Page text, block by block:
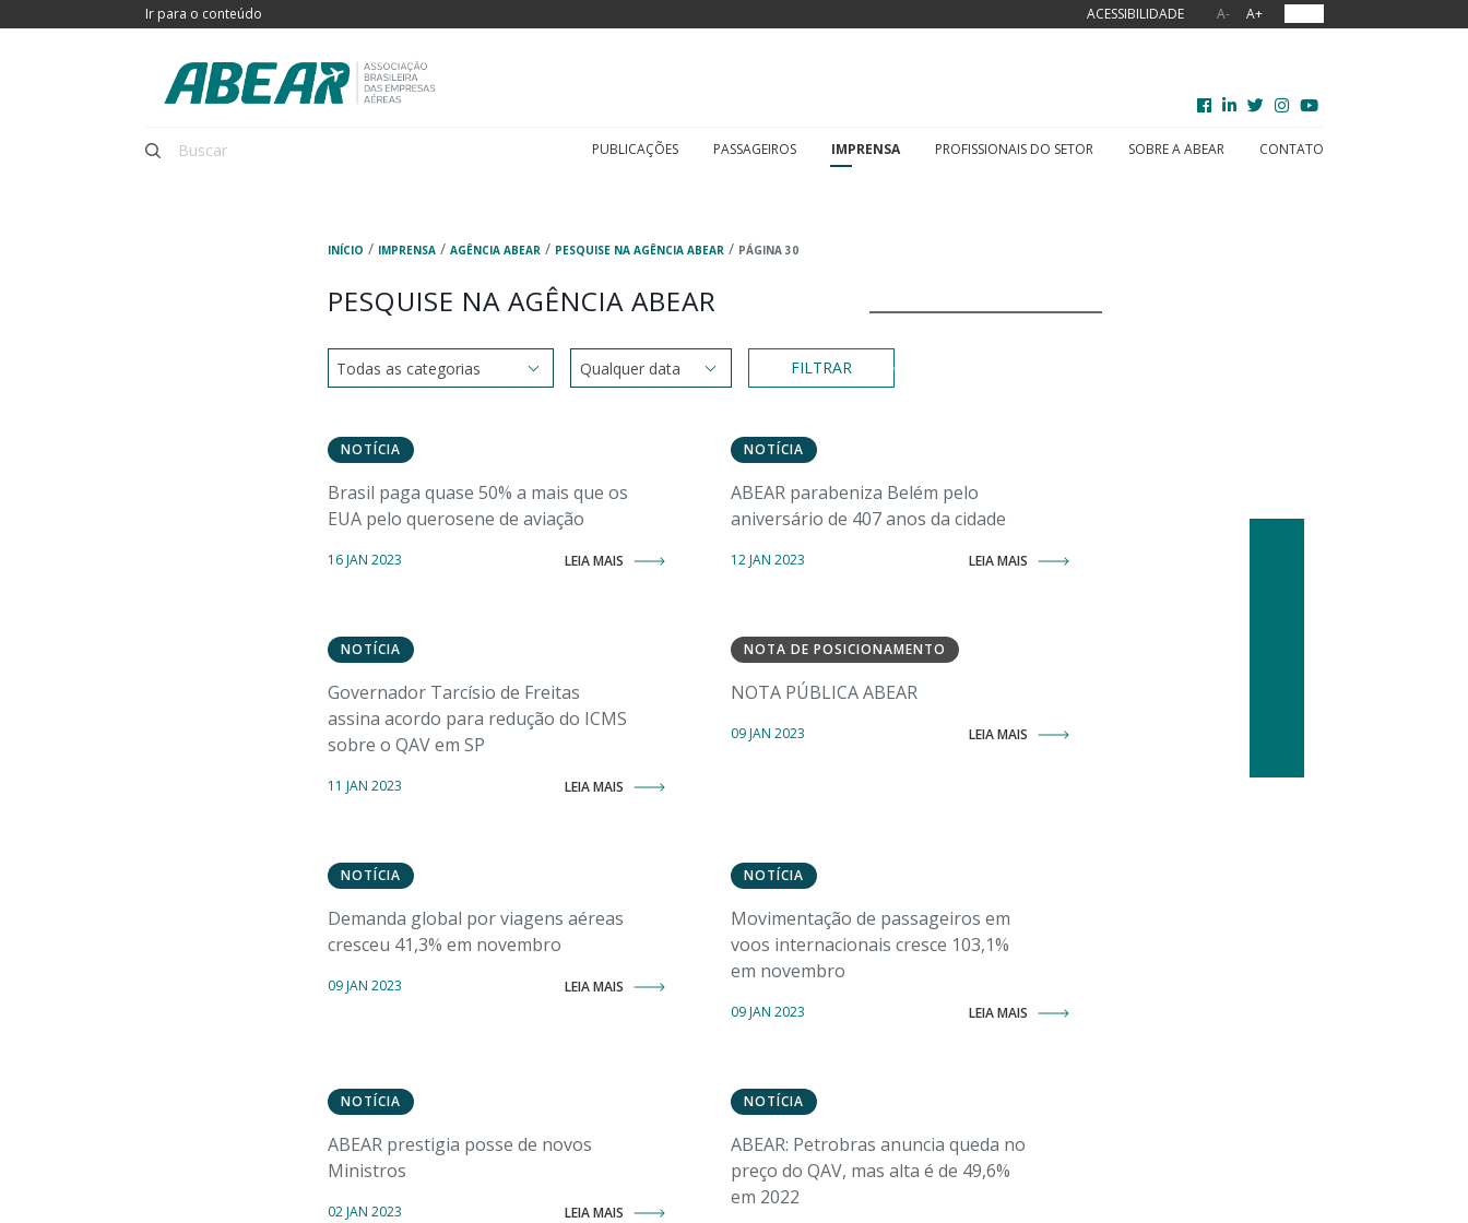
Ir para o conteúdo ACESSIBILIDADE A- A+
PUBLICAÇÕES PASSAGEIROS IMPRENSA PROFISSIONAIS DO SETOR SOBRE A ABEAR CONTATO
INÍCIO / IMPRENSA/ AGÊNCIA ABEAR/ PESQUISE NA AGÊNCIA ABEAR/ PÁGINA 30
PESQUISE NA AGÊNCIA ABEAR
FILTRAR
NOTÍCIA
Brasil paga quase 50% a mais que os
EUA pelo querosene de aviação
16 JAN 2023 LEIA MAIS
NOTÍCIA
ABEAR parabeniza Belém pelo
aniversário de 407 anos da cidade
12 JAN 2023 LEIA MAIS
NOTÍCIA
Governador Tarcísio de Freitas
assina acordo para redução do ICMS
sobre o QAV em SP
11 JAN 2023 LEIA MAIS
NOTA DE POSICIONAMENTO
NOTA PÚBLICA ABEAR
09 JAN 2023 LEIA MAIS
NOTÍCIA
Demanda global por viagens aéreas
cresceu 41,3% em novembro
09 JAN 2023 LEIA MAIS
NOTÍCIA
Movimentação de passageiros em
voos internacionais cresce 103,1%
em novembro
09 JAN 2023 LEIA MAIS
NOTÍCIA
ABEAR prestigia posse de novos
Ministros
02 JAN 2023 LEIA MAIS
NOTÍCIA
ABEAR: Petrobras anuncia queda no
preço do QAV, mas alta é de 49,6%
em 2022